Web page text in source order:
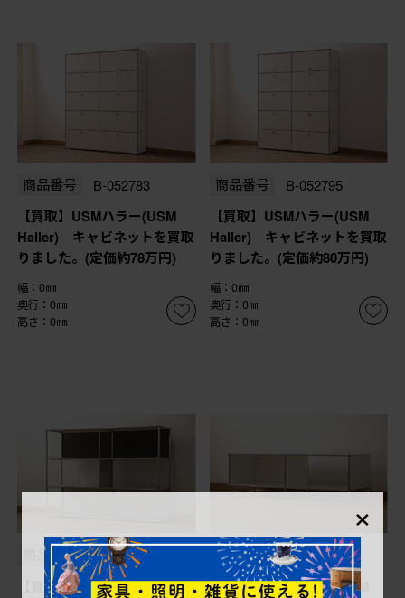
商品番号 B-052783
【買取】USMハラー(USM
Haller) キャビネットを買取
りました。(定価約78万円)
幅：0㎜
奥行：0㎜
高さ：0㎜
商品番号 B-052795
【買取】USMハラー(USM
Haller) キャビネットを買取
りました。(定価約80万円)
幅：0㎜
奥行：0㎜
高さ：0㎜
商品番号 B-063881
【買取】USMハラー(USM
商品番号 B-063882
【買取】USMハラー(USM
×